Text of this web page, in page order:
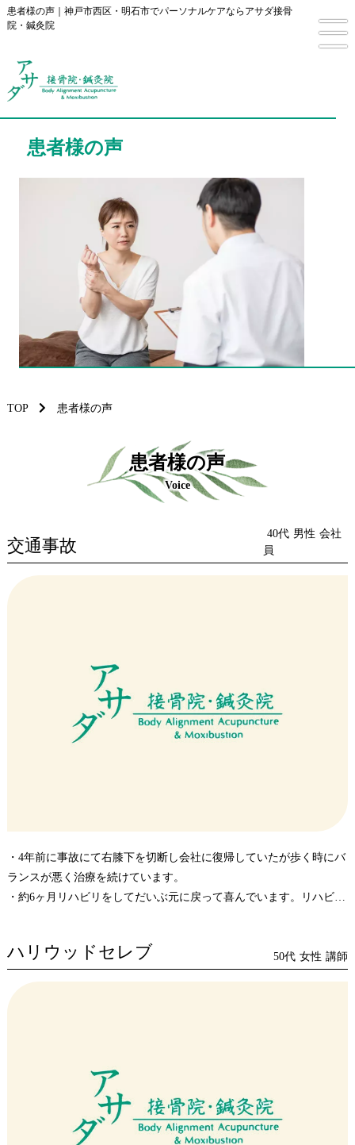
患者様の声｜神戸市西区・明石市でパーソナルケアならアサダ接骨
院・鍼灸院
患者様の声
TOP 患者様の声
患者様の声
Voice
交通事故
40代 男性 会社
員
・4年前に事故にて右膝下を切断し会社に復帰していたが歩く時にバ
ランスが悪く治療を続けています。
・約6ヶ月リハビリをしてだいぶ元に戻って喜んでいます。リハビリ
ハリウッドセレブ 50代 女性 講師